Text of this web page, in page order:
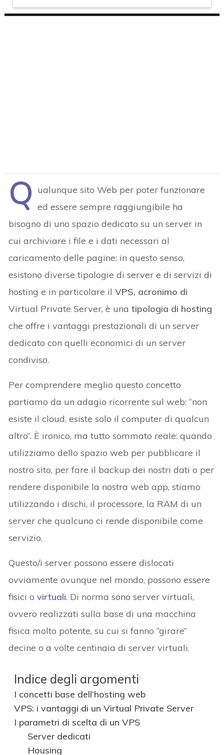
Q ualunque sito Web per poter funzionare
ed essere sempre raggiungibile ha
bisogno di uno spazio dedicato su un server in
cui archiviare i file e i dati necessari al
caricamento delle pagine: in questo senso,
esistono diverse tipologie di server e di servizi di
hosting e in particolare ilVPS, acronimo di
Virtual Private Server, è unatipologia di hosting
che offre i vantaggi prestazionali di un server
dedicato con quelli economici di un server
condiviso.
Per comprendere meglio questo concetto
partiamo da un adagio ricorrente sul web: “non
esiste il cloud, esiste solo il computer di qualcun
altro”. È ironico, ma tutto sommato reale: quando
utilizziamo dello spazio web per pubblicare il
nostro sito, per fare il backup dei nostri dati o per
rendere disponibile la nostra web app, stiamo
utilizzando i dischi, il processore, la RAM di un
server che qualcuno ci rende disponibile come
servizio.
Questo/i server possono essere dislocati
ovviamente ovunque nel mondo, possono essere
fisici ovirtuali. Di norma sono server virtuali,
ovvero realizzati sulla base di una macchina
fisica molto potente, su cui si fanno “girare”
decine o a volte centinaia di server virtuali.
Indice degli argomenti
I concetti base dell’hosting web
VPS: i vantaggi di un Virtual Private Server
I parametri di scelta di un VPS
Server dedicati
Housing